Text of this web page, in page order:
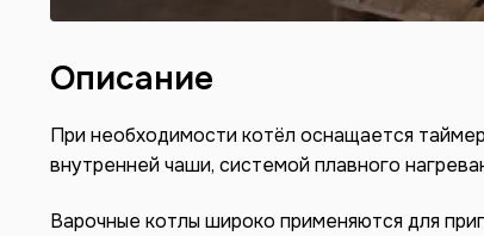
Описание
При необходимости котёл оснащается
внутренней чаши, системой плавного
Варочные котлы широко применяются для